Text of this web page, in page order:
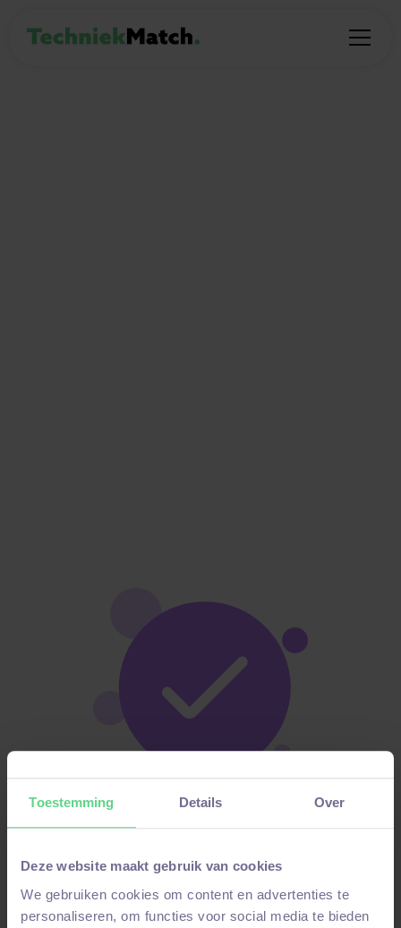
Toestemming Details Over
Deze website maakt gebruik van cookies
We gebruiken cookies om content en advertenties te
personaliseren, om functies voor social media te bieden
Bedankt voor je aanmelding!
Zodra wij een update hebben, nemen we